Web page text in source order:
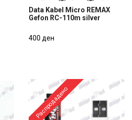
Gefon RC-110m silver
Data Kabel Micro REMAX
Gefon RC-110m silver
400 ден
Распродадено